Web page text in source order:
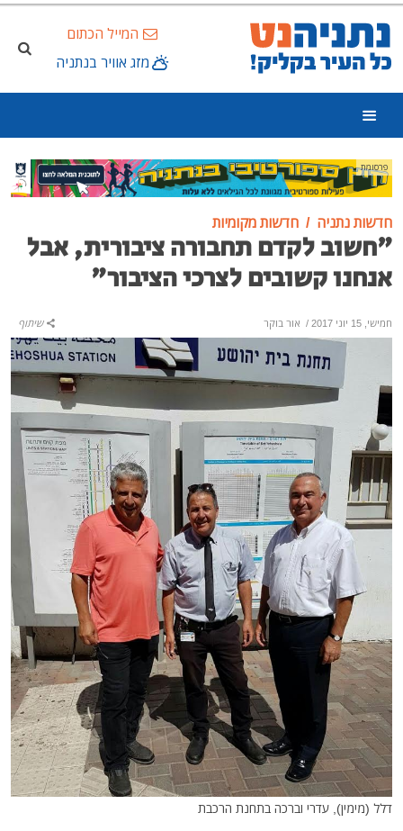
המייל הכתום
מזג אוויר בנתניה
פרסומת
חדשות נתניה חדשות מקומיות
"חשוב לקדם תחבורה ציבורית, אבל
אנחנו קשובים לצרכי הציבור"
חמישי, 15 יוני 2017 / אור בוקר שיתוף
דלל (מימין), עדרי וברכה בתחנת הרכבת